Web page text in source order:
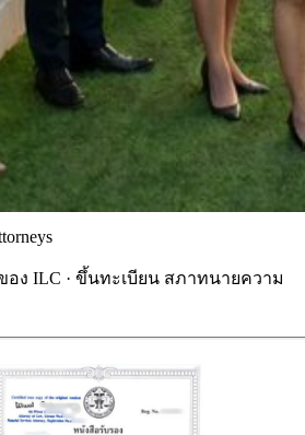
อง ILC · ขึ้นทะเบียน สภาทนายความ